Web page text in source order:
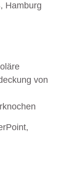
Hamburg
von